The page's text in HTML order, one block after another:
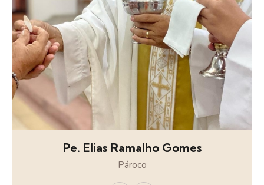
Pe. Elias Ramalho Gomes
Pároco